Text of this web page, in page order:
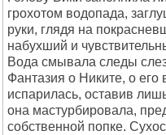
грохотом водопада,
руки, глядя на
набухший и
Вода смывала следы
Фантазия о Никите, о его
испарилась, оставив
она мастурбировала,
собственной попке.